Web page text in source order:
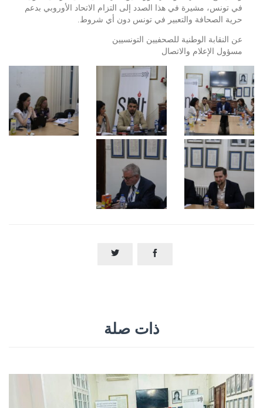
في تونس، مشيرة في هذا الصدد إلى التزام الاتحاد الأوروبي بدعم
حرية الصحافة والتعبير في تونس دون أي شروط.
عن النقابة الوطنية للصحفيين التونسيين
مسؤول الإعلام والاتصال


ذات صلة